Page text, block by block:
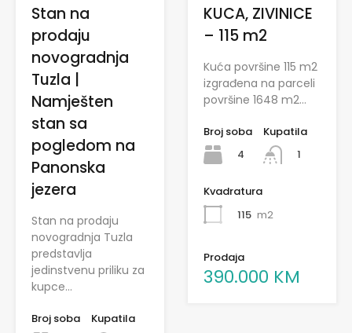
Stan na
prodaju
novogradnja
Tuzla |
Namješten
stan sa
pogledom na
Panonska
jezera
Stan na prodaju
novogradnja Tuzla
predstavlja
jedinstvenu priliku za
kupce…
Broj soba
Kupatila
KUCA, ZIVINICE
– 115 m2
Kuća površine 115 m2
izgrađena na parceli
površine 1648 m2…
Broj soba
4
Kupatila
1
Kvadratura
115 m2
Prodaja
390.000 KM